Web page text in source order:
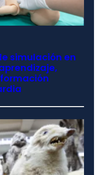
simulación en